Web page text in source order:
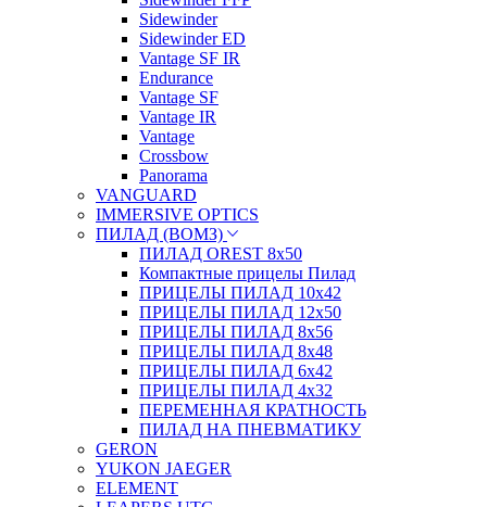
Sidewinder
Sidewinder ED
Vantage SF IR
Endurance
Vantage SF
Vantage IR
Vantage
Crossbow
Panorama
VANGUARD
IMMERSIVE OPTICS
ПИЛАД (ВОМЗ)
ПИЛАД OREST 8х50
Компактные прицелы Пилад
ПРИЦЕЛЫ ПИЛАД 10х42
ПРИЦЕЛЫ ПИЛАД 12х50
ПРИЦЕЛЫ ПИЛАД 8х56
ПРИЦЕЛЫ ПИЛАД 8х48
ПРИЦЕЛЫ ПИЛАД 6х42
ПРИЦЕЛЫ ПИЛАД 4х32
ПЕРЕМЕННАЯ КРАТНОСТЬ
ПИЛАД НА ПНЕВМАТИКУ
GERON
YUKON JAEGER
ELEMENT